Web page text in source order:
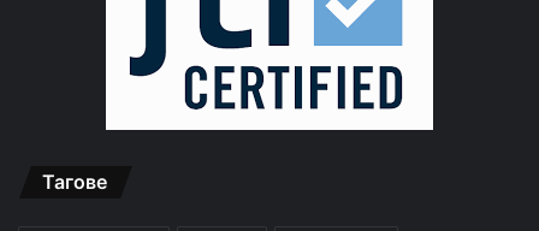
Тагове